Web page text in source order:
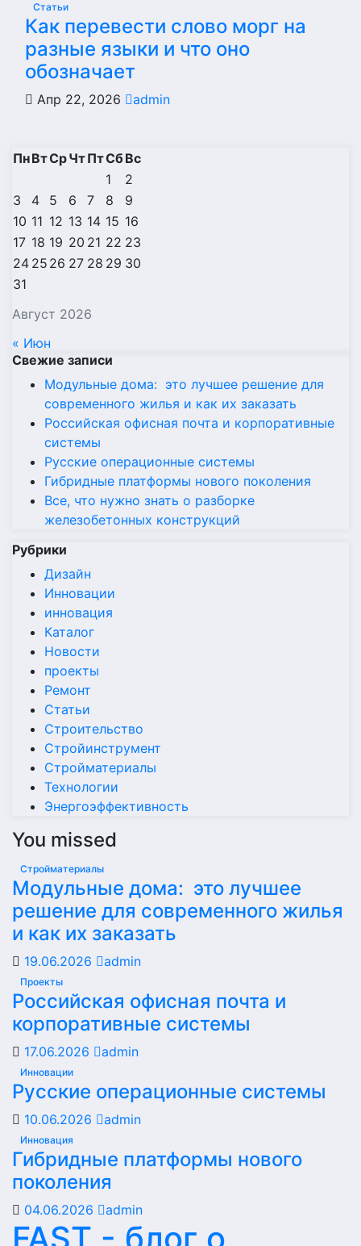
Статьи
Как перевести слово морг на
разные языки и что оно
обозначает
Апр 22, 2026 admin
Август 2026
ПнВтСрЧтПтСбВс
1
2
3
4 5 6 7 8
9
10 11 12 13 14 15 16
17 18 19 20 21 22 23
24 25 26 27 28 29 30
31
« Июн
Свежие записи
Модульные дома: это лучшее решение для
современного жилья и как их заказать
Российская офисная почта и корпоративные
системы
Русские операционные системы
Гибридные платформы нового поколения
Все, что нужно знать о разборке
железобетонных конструкций
Рубрики
Дизайн
Инновации
инновация
Каталог
Новости
проекты
Ремонт
Статьи
Строительство
Стройинструмент
Стройматериалы
Технологии
Энергоэффективность
You missed
Стройматериалы
Модульные дома: это лучшее
решение для современного жилья
и как их заказать
19.06.2026 admin
Проекты
Российская офисная почта и
корпоративные системы
17.06.2026 admin
Инновации
Русские операционные системы
10.06.2026 admin
Инновация
Гибридные платформы нового
поколения
04.06.2026 admin